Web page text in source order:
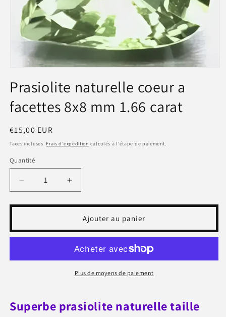
média
1
dans
une
Prasiolite naturelle coeur a
facettes 8x8 mm 1.66 carat
Prix
habituel
€15,00 EUR
Taxes incluses. Frais d'expédition calculés à l'étape de paiement.
Quantité
Réduire
la
quantité
naturelle
a
carat
Augmenter
la
quantité
naturelle
coeur
a
facettes
1.66
carat
Ajouter au panier
Plus de moyens de paiement
Superbe prasiolite naturelle taille